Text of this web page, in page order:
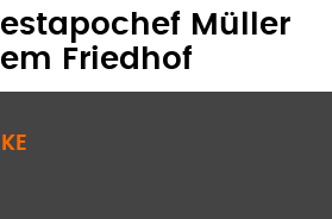
Müller
Friedhof